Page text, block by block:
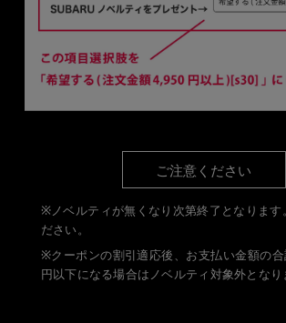
ご注意ください
※ノベルティが無くなり次第終了となります
ださい。
※クーポンの割引適応後、お支払い金額の
円以下になる場合はノベルティ対象外となり